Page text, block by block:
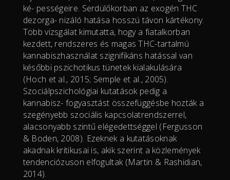
ké- pességeire. Serdülőkorban az exogén THC
dezorga- nizáló hatása hosszú távon kártékony.
Több vizsgálat kimutatta, hogy a fiatalkorban
kezdett, rendszeres és magas THC-tartalmú
kannabiszhasználat szignifikáns hatással van
későbbi pszichotikus tünetek kialakulására
(Hoch et al., 2015; Semple et al., 2005).
Szociálpszichológiai kutatások pedig a
kannabisz- fogyasztást összefüggésbe hozták a
szegényebb szociális kapcsolatrendszerrel,
alacsonyabb szintű elégedettséggel (Fergusson
& Boden, 2008). Ezeknek a kutatásoknak
akadnak kritikusai is, akik szerint a közlemények
tendenciózuson elfogultak (Martin & Rashidian,
2014).